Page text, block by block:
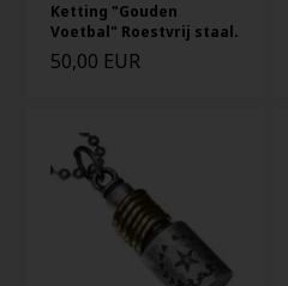
Ketting "Gouden
Voetbal" Roestvrij staal.
50,00 EUR